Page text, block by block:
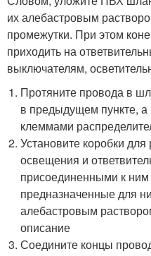
их алебастровым
промежутки. При этом
приходить на
выключателям,
Протяните провода в
в предыдущем пункте,
клеммами
Установите коробки
освещения и
присоединенными к
предназначенные для
алебастровым
описание
Соедините концы